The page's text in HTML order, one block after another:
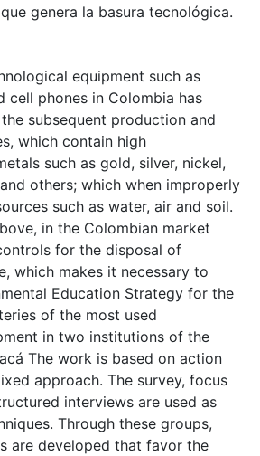
genera la basura tecnológica.
equipment such as
cell phones in Colombia has
subsequent production and
which contain high
such as gold, silver, nickel,
others; which when improperly
such as water, air and soil.
in the Colombian market
for the disposal of
which makes it necessary to
Education Strategy for the
of the most used
in two institutions of the
The work is based on action
approach. The survey, focus
interviews are used as
Through these groups,
are developed that favor the